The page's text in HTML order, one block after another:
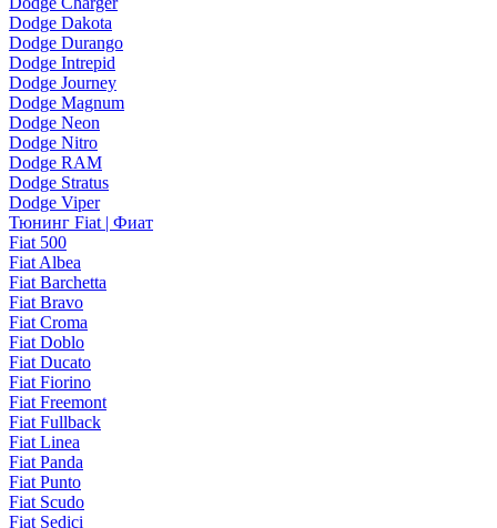
Dodge Dakota
Dodge Durango
Dodge Intrepid
Dodge Journey
Dodge Magnum
Dodge Neon
Dodge Nitro
Dodge RAM
Dodge Stratus
Dodge Viper
Тюнинг Fiat | Фиат
Fiat 500
Fiat Albea
Fiat Barchetta
Fiat Bravo
Fiat Croma
Fiat Doblo
Fiat Ducato
Fiat Fiorino
Fiat Freemont
Fiat Fullback
Fiat Linea
Fiat Panda
Fiat Punto
Fiat Scudo
Fiat Sedici